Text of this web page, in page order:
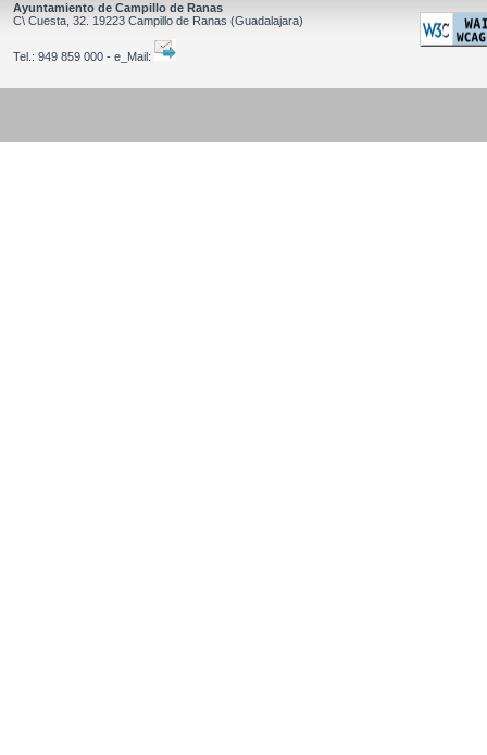
Ayuntamiento de Campillo de Ranas
C\ Cuesta, 32. 19223 Campillo de Ranas (Guadalajara)
Tel.: 949 859 000 - e_Mail: